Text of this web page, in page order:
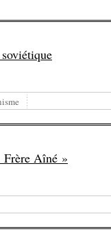
Frère Aîné »